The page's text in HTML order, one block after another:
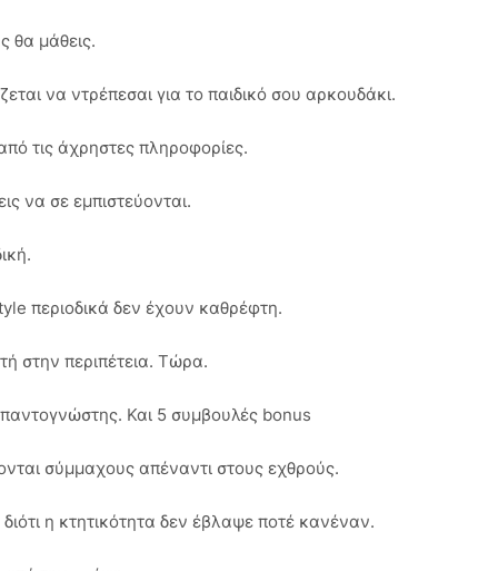
θα μάθεις.
να ντρέπεσαι για το παιδικό σου αρκουδάκι.
τις άχρηστες πληροφορίες.
να σε εμπιστεύονται.
περιοδικά δεν έχουν καθρέφτη.
στην περιπέτεια. Τώρα.
παντογνώστης. Και 5 συμβουλές bonus
σύμμαχους απέναντι στους εχθρούς.
η κτητικότητα δεν έβλαψε ποτέ κανέναν.